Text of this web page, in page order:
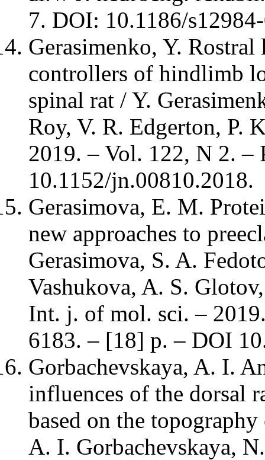
7. DOI: 10.1186/
Gerasimenko, Y. Rostral
controllers of hindlimb
spinal rat / Y.
Roy, V. R. Edgerton, P.
2019. – Vol. 122, N 2. –
10.1152/jn.00810.2018.
Gerasimova, E. M.
new approaches to
Gerasimova, S. A.
Vashukova, A. S.
Int. j. of mol. sci. –
6183. – [18] p. – DOI
Gorbachevskaya, A. I.
influences of the dorsal
based on the
A. I. Gorbachevskaya,